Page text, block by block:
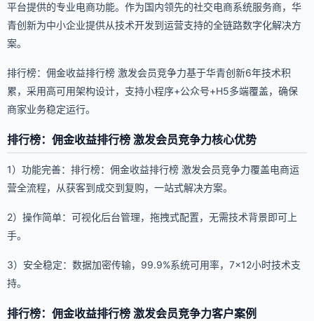
平台提供的专业电商功能。作为国内领先的社交电商系统服务商，华
青创新为中小企业提供从技术开发到运营支持的全链路数字化解决方
案。
排行榜：佣金收益排行榜 激发会员竞争力基于华青创新6年技术积
累，采用高可用架构设计，支持小程序+公众号+H5多端覆盖，确保
商家业务稳定运行。
排行榜：佣金收益排行榜 激发会员竞争力核心优势
1）功能完善：排行榜：佣金收益排行榜 激发会员竞争力覆盖电商运
营全流程，从获客到成交到复购，一站式解决方案。
2）操作简单：可视化后台管理，拖拽式配置，无需技术背景即可上
手。
3）安全稳定：数据加密传输，99.9%系统可用率，7×12小时技术支
持。
排行榜：佣金收益排行榜 激发会员竞争力客户案例